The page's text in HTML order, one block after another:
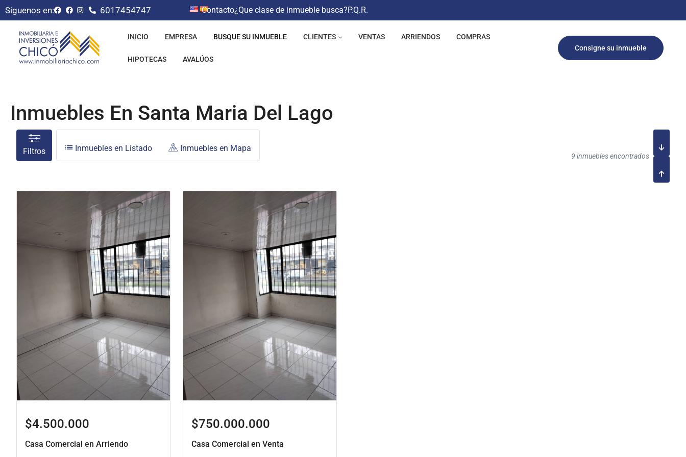
Síguenos en: 6017454747 Contacto¿Que clase de inmueble busca?P.Q.R.
INICIO EMPRESA BUSQUE SU INMUEBLE CLIENTES VENTAS ARRIENDOS COMPRAS
HIPOTECAS AVALÚOS
Consigne su inmueble
Inmuebles En Santa Maria Del Lago
Filtros Inmuebles en Listado Inmuebles en Mapa
9 inmuebles encontrados
$4.500.000
Casa Comercial en Arriendo
$750.000.000
Casa Comercial en Venta